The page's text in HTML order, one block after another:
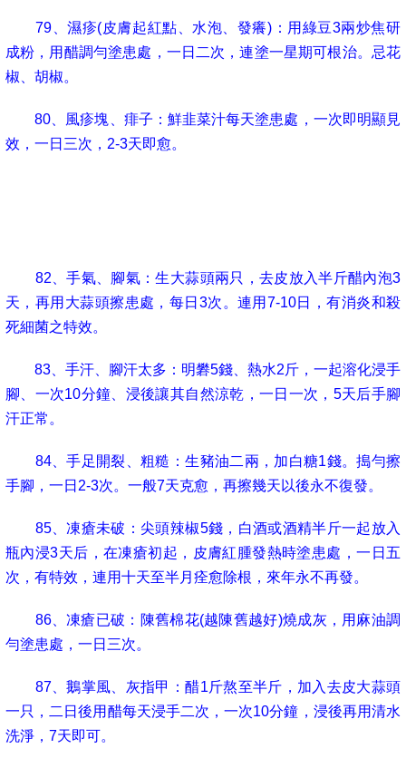
79 、濕疹(皮膚起紅點、水泡、發癢) ：用綠豆3兩炒焦研
成粉，用醋調勻塗患處，一日二次，連塗一星期可根治。忌花
椒、胡椒。
80 、風疹塊、痱子：鮮韭菜汁每天塗患處，一次即明顯見
效，一日三次， 2-3天即愈。
82 、手氣、腳氣：生大蒜頭兩只，去皮放入半斤醋內泡3
天，再用大蒜頭擦患處，每日 3次。連用 7-10日，有消炎和殺
死細菌之特效。
83 、手汗、腳汗太多：明礬5錢、熱水2斤，一起溶化浸手
腳、一次10分鐘、浸後讓其自然涼乾，一日一次， 5天后手腳
汗正常。
84、手足開裂、粗糙：生豬油二兩，加白糖1錢。搗勻擦
手腳，一日 2-3次。一般7天克愈，再擦幾天以後永不復發。
85、凍瘡未破：尖頭辣椒5錢，白酒或酒精半斤一起放入
瓶內浸3天后，在凍瘡初起，皮膚紅腫發熱時塗患處，一日五
次，有特效，連用十天至半月痊愈除根，來年永不再發。
86、凍瘡已破：陳舊棉花(越陳舊越好)燒成灰，用麻油調
勻塗患處，一日三次。
87、鵝掌風、灰指甲：醋1斤熬至半斤，加入去皮大蒜頭
一只，二日後用醋每天浸手二次，一次10分鐘，浸後再用清水
洗淨， 7天即可。